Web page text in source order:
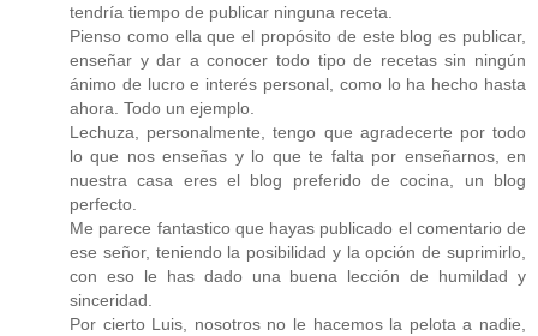
tendría tiempo de publicar ninguna receta.
Pienso como ella que el propósito de este blog es publicar,
enseñar y dar a conocer todo tipo de recetas sin ningún
ánimo de lucro e interés personal, como lo ha hecho hasta
ahora. Todo un ejemplo.
Lechuza, personalmente, tengo que agradecerte por todo
lo que nos enseñas y lo que te falta por enseñarnos, en
nuestra casa eres el blog preferido de cocina, un blog
perfecto.
Me parece fantastico que hayas publicado el comentario de
ese señor, teniendo la posibilidad y la opción de suprimirlo,
con eso le has dado una buena lección de humildad y
sinceridad.
Por cierto Luis, nosotros no le hacemos la pelota a nadie,